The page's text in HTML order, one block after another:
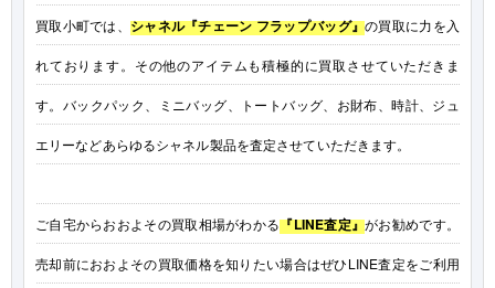
買取小町では、シャネル『チェーン フラップバッグ』の買取に力を入
れております。その他のアイテムも積極的に買取させていただきま
す。バックパック、ミニバッグ、トートバッグ、お財布、時計、ジュ
エリーなどあらゆるシャネル製品を査定させていただきます。
ご自宅からおおよその買取相場がわかる『LINE査定』がお勧めです。
売却前におおよその買取価格を知りたい場合はぜひLINE査定をご利用